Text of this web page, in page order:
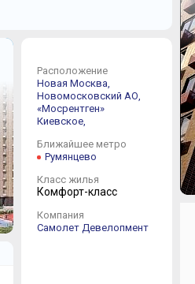
Расположение
Новая Москва,
Новомосковский АО,
«Мосрентген»
Киевское,
Ближайшее метро
Румянцево
Класс жилья
Комфорт-класс
Компания
Самолет Девелопмент